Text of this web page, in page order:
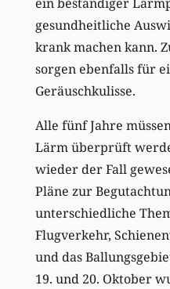
gesundheitliche
krank machen kann.
sorgen ebenfalls für
Geräuschkulisse.
Alle fünf Jahre
Lärm überprüft
wieder der Fall
Pläne zur
unterschiedliche
Flugverkehr,
und das
19. und 20. Oktober